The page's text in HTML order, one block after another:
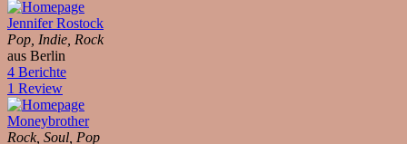
Jennifer Rostock
Pop, Indie, Rock
aus Berlin
4 Berichte
1 Review
Moneybrother
Rock, Soul, Pop